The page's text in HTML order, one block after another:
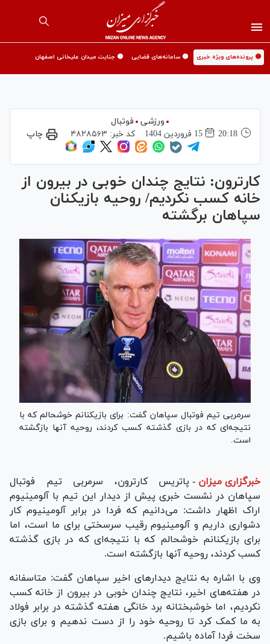
🟡 پرونده‌های ویژه خبری 🟡 سامانه‌های قضایی 🟡 جنایت میدان علیخانی اصفهان
ورزشی
فوتبال
20:18
15 فروردين 1404 کد خبر: ۴۸۲۸۵۶۳ چاپ
کارترون: نتایج چندان خوبی در بیرون از
خانه کسب نکردیم/ روحیه بازیکنان
سپاهان برگشته
سرمربی تیم فوتبال سپاهان گفت: برای بازیکنانم خوشحالم که با
نتیجه‌ای که در بازی گذشته کسب کردند، روحیه آنها بازگشته
است.
خبرگزاری میزان - پاتریس کارترون، سرمربی تیم فوتبال
سپاهان در نشست خبری پیش از دیدار این تیم با آلومینیوم
اراک اظهار داشت: می‌دانیم که فردا در برابر آلومینیوم کار
دشواری داریم و آلومینیوم رقیب سرسختی برای ما است، اما
برای بازیکنانم خوشحالم که با نتیجه‌ای که در بازی گذشته
کسب کردند، روحیه آنها بازگشته است.
وی‌ با اشاره به نتایج دیدار‌های اخیر سپاهان گفت: متاسفانه
در هفته‌های اخیر، نتایج چندان خوبی در بیرون از خانه کسب
نکردیم، اما خوشبختانه برد خانگی هفته گذشته در برابر فولاد
به ما کمک کرد تا روحیه خود را از دست ندهیم و برای بازی
سخت فردا آماده باشیم.